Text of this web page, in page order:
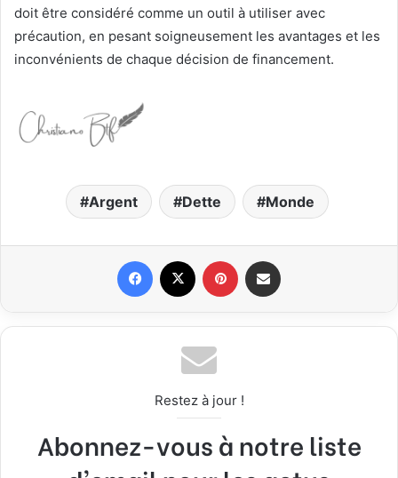
doit être considéré comme un outil à utiliser avec
précaution, en pesant soigneusement les avantages et les
inconvénients de chaque décision de financement.
Argent Dette Monde
Facebook Pinterest
Restez à jour !
Abonnez-vous à notre liste